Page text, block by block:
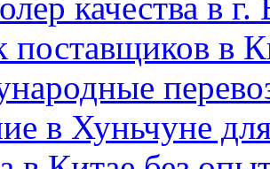
поставщиков в
в Хуньчуне